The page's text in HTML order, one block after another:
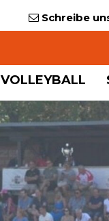
Schreibe
VOLLEYBALL